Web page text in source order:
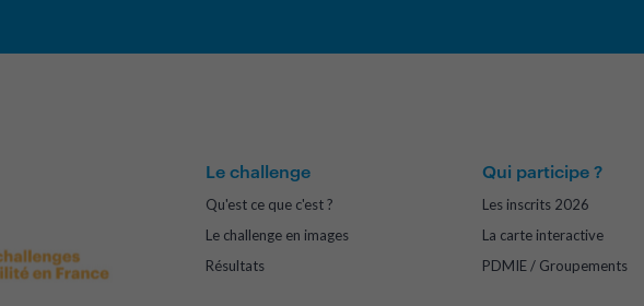
Le challenge
Qu'est ce que c'est ?
Le challenge en images
Résultats
Qui participe ?
Les inscrits 2026
La carte interactive
PDMIE / Groupements